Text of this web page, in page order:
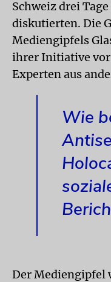
Schweiz drei
diskutierten. Die
Mediengipfels
ihrer Initiative
Experten aus
Wie
Der Mediengipfel